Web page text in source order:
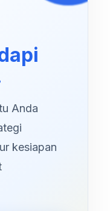
Anda
kesiapan